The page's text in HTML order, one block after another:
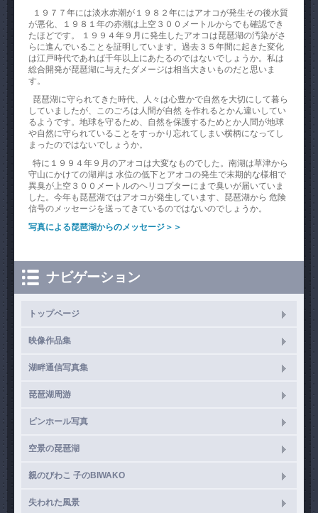
１９７７年には淡水赤潮が１９８２年にはアオコが発生その後水質
が悪化、１９８１年の赤潮は上空３００メートルからでも確認でき
たほどです。 １９９４年９月に発生したアオコは琵琶湖の汚染がさ
らに進んでいることを証明しています。過去３５年間に起きた変化
は江戸時代であれば千年以上にあたるのではないでしょうか。私は
総合開発が琵琶湖に与えたダメージは相当大きいものだと思いま
す。
琵琶湖に守られてきた時代、人々は心豊かで自然を大切にして暮ら
していましたが、このごろは人間が自然 を作れるとかん違いしてい
るようです。地球を守るため、自然を保護するためとか人間が地球
や自然に守られていることをすっかり忘れてしまい横柄になってし
まったのではないでしょうか。
特に１９９４年９月のアオコは大変なものでした。南湖は草津から
守山にかけての湖岸は 水位の低下とアオコの発生で末期的な様相で
異臭が上空３００メートルのヘリコプターにまで臭いが届いていま
した。今年も琵琶湖ではアオコが発生しています、琵琶湖から 危険
信号のメッセージを送ってきているのではないのでしょうか。
写真による琵琶湖からのメッセージ＞＞
ナビゲーション
トップページ
映像作品集
湖畔通信写真集
琵琶湖周游
ピンホール写真
空景の琵琶湖
親のびわこ 子のBIWAKO
失われた風景